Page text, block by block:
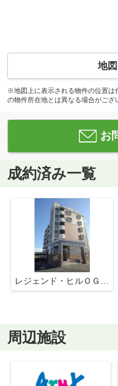
地
※地図上に表示される物件の位置は
の物件所在地とは異なる場合がござ
お
成約済み一覧
レジェンド・ヒルＯＧ Ⅵ
周辺施設